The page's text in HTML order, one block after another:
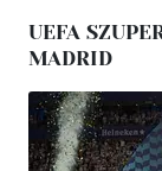
UEFA
MADRID